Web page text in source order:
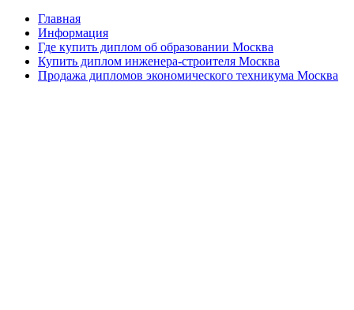
Главная
Информация
Где купить диплом об образовании Москва
Купить диплом инженера-строителя Москва
Продажа дипломов экономического техникума Москва